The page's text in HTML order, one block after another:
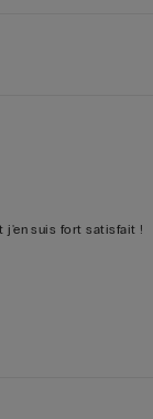
j'en suis fort satisfait !